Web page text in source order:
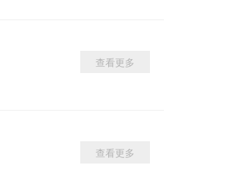
查看更多
查看更多